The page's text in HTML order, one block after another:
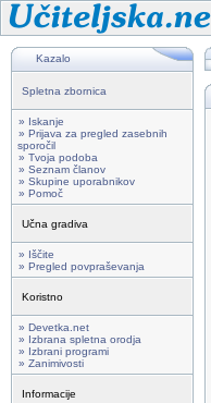
Kazalo
Spletna zbornica
» Iskanje
» Prijava za pregled zasebnih
sporočil
» Tvoja podoba
» Seznam članov
» Skupine uporabnikov
» Pomoč
Učna gradiva
» Iščite
» Pregled povpraševanja
Koristno
» Devetka.net
» Izbrana spletna orodja
» Izbrani programi
» Zanimivosti
Informacije